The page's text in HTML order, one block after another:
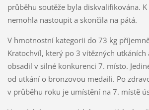
průběhu soutěže byla diskvalifikována.
nemohla nastoupit a skončila na pátá.
V hmotnostní kategorii do 73 kg
Kratochvíl, který po 3 vítězných utkáních
obsadil v silné konkurenci 7. místo.
od utkání o bronzovou medaili. Po
v průběhu roku je umístění na 7. místě